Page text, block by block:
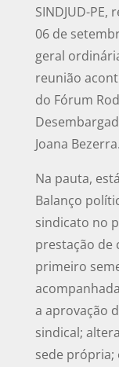
SINDJUD-
06 de
geral
reunião
do Fórum
Joana Bezerra.
Na pauta,
Balanço
sindicato no
prestação de
primeiro
a aprovação
sindical;
sede